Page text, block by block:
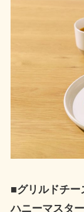
■グリルドチ
ハニーマスタ